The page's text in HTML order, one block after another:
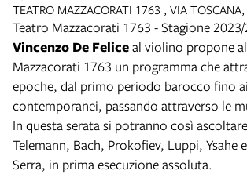
TEATRO MAZZACORATI 1763 , VIA
Teatro Mazzacorati 1763 - Stagione
Vincenzo De Feliceal violino propone
Mazzacorati 1763 un programma che
epoche, dal primo periodo barocco fino
contemporanei, passando attraverso le
In questa serata si potranno così
Telemann, Bach, Prokofiev, Luppi, Ysahe
Serra, in prima esecuzione assoluta.